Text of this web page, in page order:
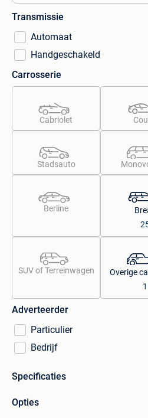
Transmissie
Automaat
Handgeschakeld
Carrosserie
Cabriolet
Stadsauto
Berline
SUV of Terreinwagen
Overige
1
Adverteerder
Particulier
Bedrijf
Specificaties
Opties